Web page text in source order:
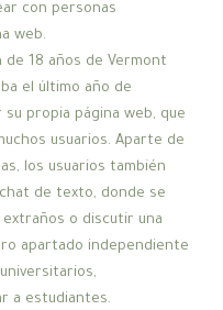
con personas
web.
de 18 años de Vermont
el último año de
propia página web, que
usuarios. Aparte de
los usuarios también
de texto, donde se
o discutir una
apartado independiente
a estudiantes.